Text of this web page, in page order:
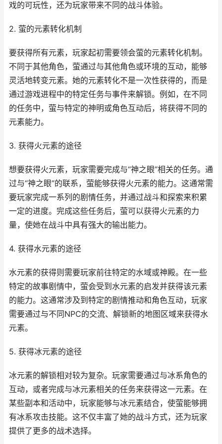
戏的可玩性，还为玩家带来不同的战斗体验。
2. 萤的元素转化机制
要获得所有元素，玩家起初需要领会萤的元素转化机制。
不同于其他角色，萤通过与其他角色或环境的互动，能够
灵活地转变元素。她的元素转化不是一次性获得的，而是
通过游戏进程中的特定任务与事件来解锁。例如，在不同
的任务中，萤与特定的神明或角色互动后，将获得不同的
元素能力。
3. 获得火元素的途径
想要获得火元素，玩家需要完成与“神之眼”相关的任务。通
过与“神之眼”的联系，萤能够获得火元素的能力。这通常需
要玩家完成一系列的剧情任务，并通过战斗和探索来积累
一定的进度。完成这些任务后，萤可以获得火元素的力
量，使她在战斗中具有强大的输出能力。
4. 获得水元素的途径
水元素的获得则需要玩家前往特定的水域或神殿。在一些
特定的故事剧情中，萤会受到水元素的启发并获得该元素
的能力。这通常涉及到特定的剧情推动和角色互动，玩家
需要通过与不同NPC的交流、解锁新的地图区域来获得水
元素。
5. 获得冰元素的途径
冰元素的解锁相对较为复杂。玩家需要通过与冰系角色的
互动，或者完成与冰元素相关的任务来获得这一元素。在
某些副本和活动中，玩家能够与冰元素结合，使萤能够拥
有冰系攻击技能。这不仅丰富了她的战斗方式，还为玩家
提供了更多的战术选择。